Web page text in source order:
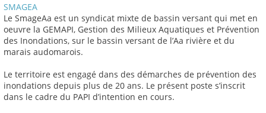
SMAGEA
Le SmageAa est un syndicat mixte de bassin versant qui met en
oeuvre la GEMAPI, Gestion des Milieux Aquatiques et Prévention
des Inondations, sur le bassin versant de l’Aa rivière et du
marais audomarois.
Le territoire est engagé dans des démarches de prévention des
inondations depuis plus de 20 ans. Le présent poste s’inscrit
dans le cadre du PAPI d’intention en cours.